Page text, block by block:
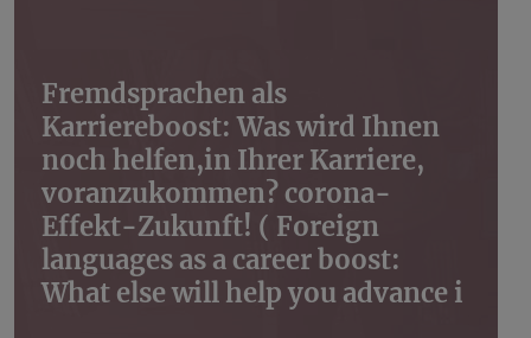
Fremdsprachen als
Karriereboost: Was wird Ihnen
noch helfen,in Ihrer Karriere,
voranzukommen? corona-
Effekt-Zukunft! ( Foreign
languages ​​as a career boost:
What else will help you advance i